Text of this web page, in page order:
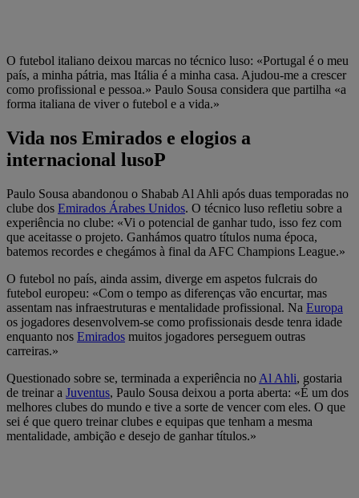
O futebol italiano deixou marcas no técnico luso: «Portugal é o meu
país, a minha pátria, mas Itália é a minha casa. Ajudou-me a crescer
como profissional e pessoa.» Paulo Sousa considera que partilha «a
forma italiana de viver o futebol e a vida.»
Vida nos Emirados e elogios a
internacional lusoP
Paulo Sousa abandonou o Shabab Al Ahli após duas temporadas no
clube dos Emirados Árabes Unidos. O técnico luso refletiu sobre a
experiência no clube: «Vi o potencial de ganhar tudo, isso fez com
que aceitasse o projeto. Ganhámos quatro títulos numa época,
batemos recordes e chegámos à final da AFC Champions League.»
O futebol no país, ainda assim, diverge em aspetos fulcrais do
futebol europeu: «Com o tempo as diferenças vão encurtar, mas
assentam nas infraestruturas e mentalidade profissional. Na Europa
os jogadores desenvolvem-se como profissionais desde tenra idade
enquanto nos Emirados muitos jogadores perseguem outras
carreiras.»
Questionado sobre se, terminada a experiência no Al Ahli, gostaria
de treinar a Juventus, Paulo Sousa deixou a porta aberta: «É um dos
melhores clubes do mundo e tive a sorte de vencer com eles. O que
sei é que quero treinar clubes e equipas que tenham a mesma
mentalidade, ambição e desejo de ganhar títulos.»